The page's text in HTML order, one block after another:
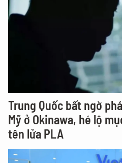
Trung Quốc bất ngờ
Mỹ ở Okinawa, hé lộ
tên lửa PLA